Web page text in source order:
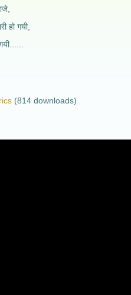
हो गयी,
(814 downloads)